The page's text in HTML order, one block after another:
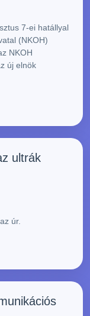
7-ei hatállyal
(NKOH)
NKOH
új elnök
ultrák
úr.